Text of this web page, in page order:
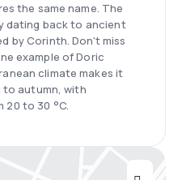
the same name. The
dating back to ancient
by Corinth. Don't miss
example of Doric
climate makes it
to autumn, with
20 to 30 °C.